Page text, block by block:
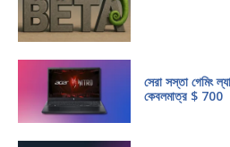
সেরা সস্তা গেমিং
কেবলমাত্র $ 700